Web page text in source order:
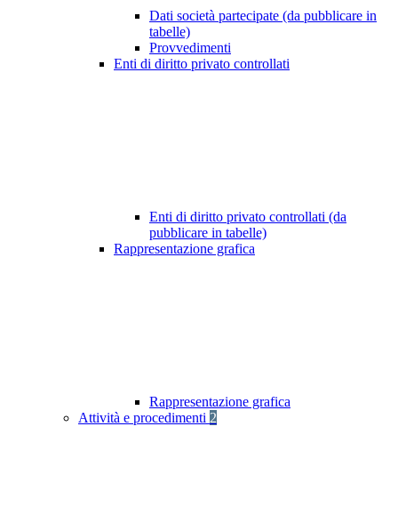
Dati società partecipate (da pubblicare in
tabelle)
Provvedimenti
Enti di diritto privato controllati
Enti di diritto privato controllati (da
pubblicare in tabelle)
Rappresentazione grafica
Rappresentazione grafica
Attività e procedimenti 2